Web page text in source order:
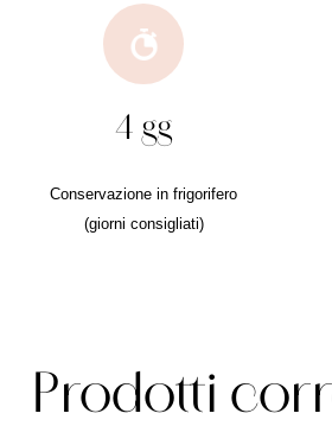
4 gg
Conservazione in frigorifero
(giorni consigliati)
Prodotti